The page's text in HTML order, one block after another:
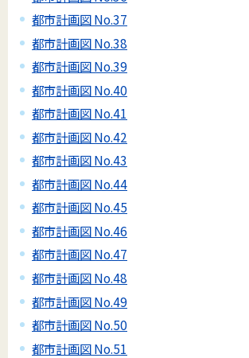
都市計画図 No.37
都市計画図 No.38
都市計画図 No.39
都市計画図 No.40
都市計画図 No.41
都市計画図 No.42
都市計画図 No.43
都市計画図 No.44
都市計画図 No.45
都市計画図 No.46
都市計画図 No.47
都市計画図 No.48
都市計画図 No.49
都市計画図 No.50
都市計画図 No.51